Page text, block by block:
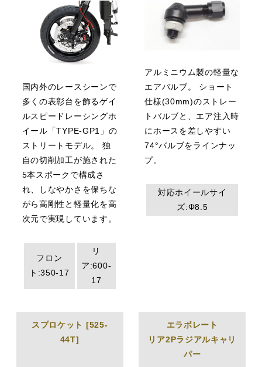
国内外のレースシーンで
多くの表彰台を飾るゲイ
ルスピードレーシングホ
イール「TYPE-GP1」の
ストリートモデル。 独
自の切削加工が施された
5本スポークで構成さ
れ、しなやかさを保ちな
がら高剛性と軽量化を高
次元で実現しています。
フロン
ト:350-17
リ
ア:600-
17
アルミニウム製の軽量な
エアバルブ。 ショート
仕様(30mm)のストレー
トバルブと、エア注入時
にホースを差しやすい
74°バルブをラインナッ
プ。
対応ホイールサイ
ズ:Φ8.5
スプロケット [525-
44T]
エラボレート
リア2Pラジアルキャリ
パー